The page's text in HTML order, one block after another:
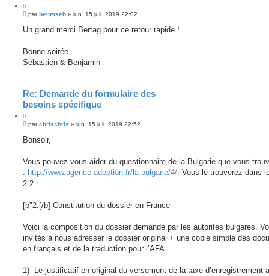
M
s
g
n
u
parbenetseb » lun. 15 juil. 2019 22:02
Un grand merci Bertag pour ce retour rapide !
Bonne soirée
Sébastien & Benjamin
Re: Demande du formulaire des
besoins spécifique
M
s
g
n
o
n
u
parchrischris » lun. 15 juil. 2019 22:52
Bonsoir,
Vous pouvez vous aider du questionnaire de la Bulgarie que vous
: http://www.agence-adoption.fr/la-bulgarie/4/. Vous le trouverez dans
2.2 :
[b"2.[/b] Constitution du dossier en France
Voici la composition du dossier demandé par les autorités bulgares.
invités à nous adresser le dossier original + une copie simple des
en français et de la traduction pour l’AFA.
1)- Le justificatif en original du versement de la taxe d’enregistrement